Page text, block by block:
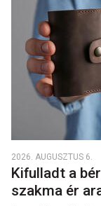
2026. AUGUSZTUS 6.
Kifulladt a
szakma ér